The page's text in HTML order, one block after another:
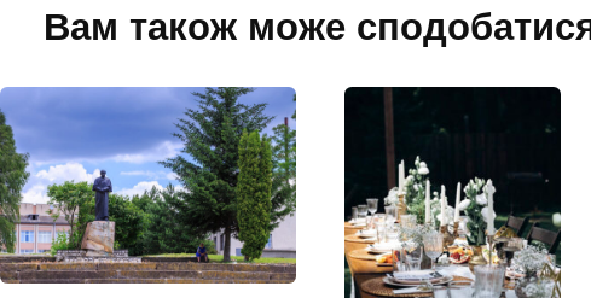
Вам також може